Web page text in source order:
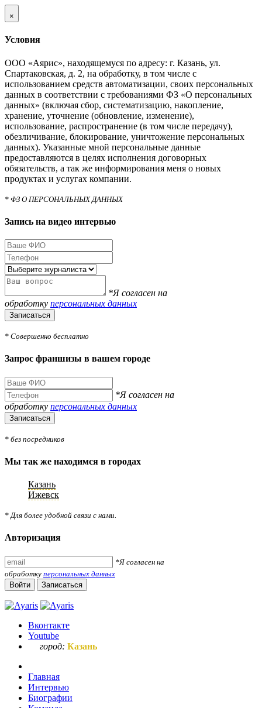
×
Условия
ООО «Аярис», находящемуся по адресу: г. Казань, ул.
Спартаковская, д. 2, на обработку, в том числе с
использованием средств автоматизации, своих персональных
данных в соответствии с требованиями ФЗ «О персональных
данных» (включая сбор, систематизацию, накопление,
хранение, уточнение (обновление, изменение),
использование, распространение (в том числе передачу),
обезличивание, блокирование, уничтожение персональных
данных). Указанные мной персональные данные
предоставляются в целях исполнения договорных
обязательств, а так же информирования меня о новых
продуктах и услугах компании.
* ФЗ О ПЕРСОНАЛЬНЫХ ДАННЫХ
Запись на видео интервью
*Я согласен на
обработку персональных данных
Записаться
* Совершенно бесплатно
Запрос франшизы в вашем городе
*Я согласен на
обработку персональных данных
Записаться
* без посредников
Мы так же находимся в городах
Казань
Ижевск
* Для более удобной связи с нами.
Авторизация
*Я согласен на
обработку персональных данных
Войти
Записаться
Вконтакте
Youtube
город: Казань
Главная
Интервью
Биографии